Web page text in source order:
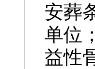
安葬
单位
益性